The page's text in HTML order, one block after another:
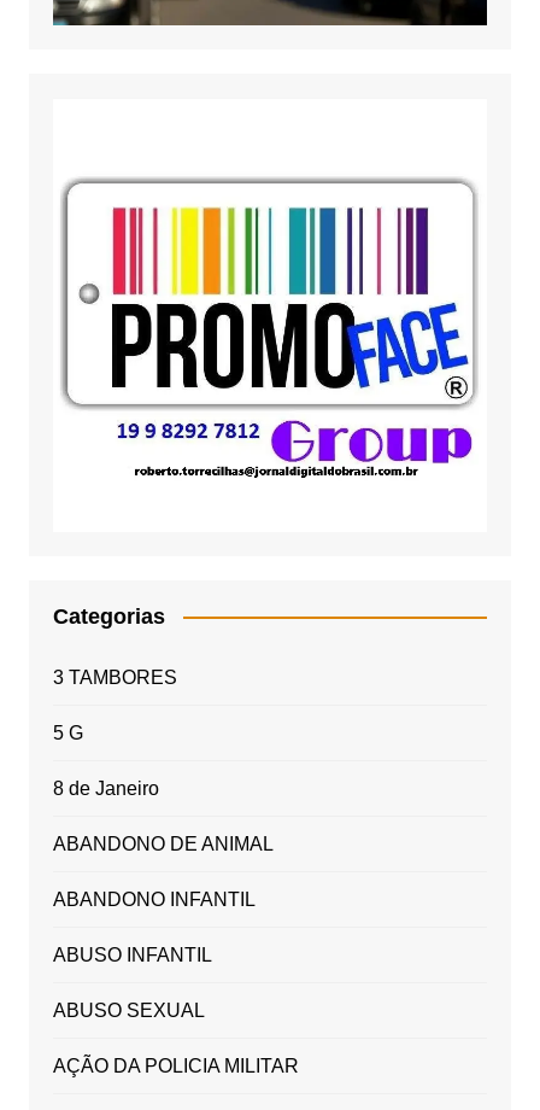
Categorias
3 TAMBORES
5 G
8 de Janeiro
ABANDONO DE ANIMAL
ABANDONO INFANTIL
ABUSO INFANTIL
ABUSO SEXUAL
AÇÃO DA POLICIA MILITAR